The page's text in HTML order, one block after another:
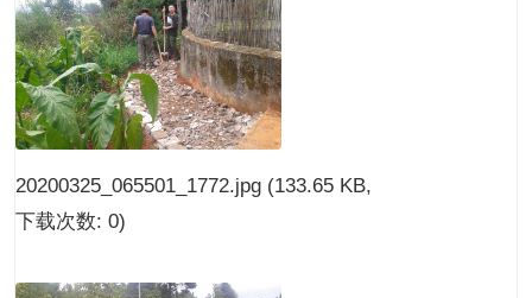
20200325_065501_1772.jpg (133.65 KB,
下载次数: 0)